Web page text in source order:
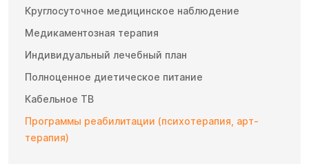
Круглосуточное медицинское наблюдение
Медикаментозная терапия
Индивидуальный лечебный план
Полноценное диетическое питание
Кабельное ТВ
Программы реабилитации (психотерапия, арт-
терапия)